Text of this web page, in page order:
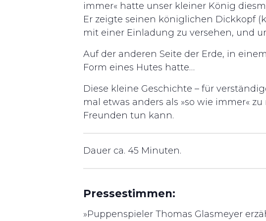
immer« hatte unser kleiner König
Er zeigte seinen königlichen Dickkopf
mit einer Einladung zu versehen, und
Auf der anderen Seite der Erde, in
Form eines Hutes hatte…
Diese kleine Geschichte – für
mal etwas anders als »so wie immer«
Freunden tun kann.
Dauer ca. 45 Minuten.
Pressestimmen:
»Puppenspieler Thomas Glasmeyer